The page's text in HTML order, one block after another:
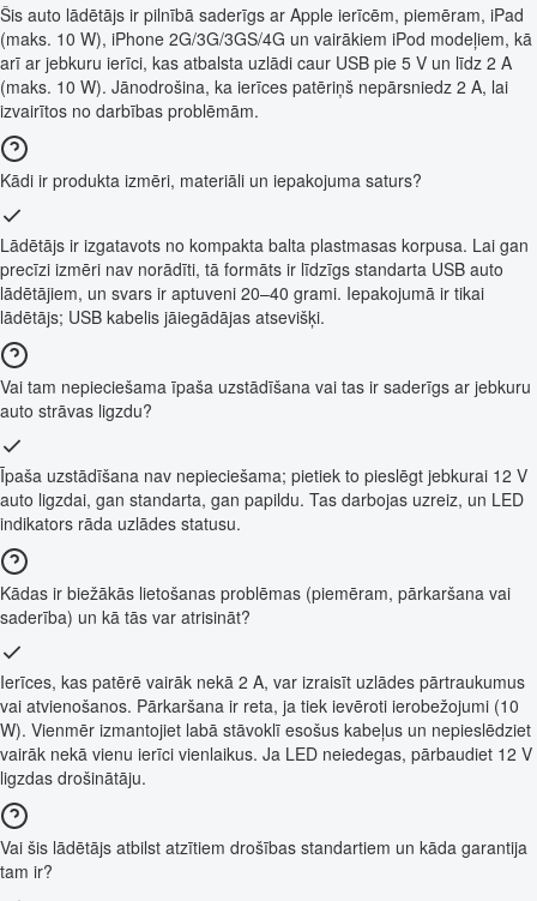
Šis auto lādētājs ir pilnībā saderīgs ar Apple ierīcēm, piemēram, iPad
(maks. 10 W), iPhone 2G/3G/3GS/4G un vairākiem iPod modeļiem, kā
arī ar jebkuru ierīci, kas atbalsta uzlādi caur USB pie 5 V un līdz 2 A
(maks. 10 W). Jānodrošina, ka ierīces patēriņš nepārsniedz 2 A, lai
izvairītos no darbības problēmām.
Kādi ir produkta izmēri, materiāli un iepakojuma saturs?
Lādētājs ir izgatavots no kompakta balta plastmasas korpusa. Lai gan
precīzi izmēri nav norādīti, tā formāts ir līdzīgs standarta USB auto
lādētājiem, un svars ir aptuveni 20–40 grami. Iepakojumā ir tikai
lādētājs; USB kabelis jāiegādājas atsevišķi.
Vai tam nepieciešama īpaša uzstādīšana vai tas ir saderīgs ar jebkuru
auto strāvas ligzdu?
Īpaša uzstādīšana nav nepieciešama; pietiek to pieslēgt jebkurai 12 V
auto ligzdai, gan standarta, gan papildu. Tas darbojas uzreiz, un LED
indikators rāda uzlādes statusu.
Kādas ir biežākās lietošanas problēmas (piemēram, pārkaršana vai
saderība) un kā tās var atrisināt?
Ierīces, kas patērē vairāk nekā 2 A, var izraisīt uzlādes pārtraukumus
vai atvienošanos. Pārkaršana ir reta, ja tiek ievēroti ierobežojumi (10
W). Vienmēr izmantojiet labā stāvoklī esošus kabeļus un nepieslēdziet
vairāk nekā vienu ierīci vienlaikus. Ja LED neiedegas, pārbaudiet 12 V
ligzdas drošinātāju.
Vai šis lādētājs atbilst atzītiem drošības standartiem un kāda garantija
tam ir?